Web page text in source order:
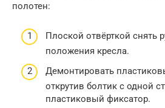
полотен:
Плоской отвёрткой снять
положения кресла.
Демонтировать
открутив болтик с одной
пластиковый фиксатор.